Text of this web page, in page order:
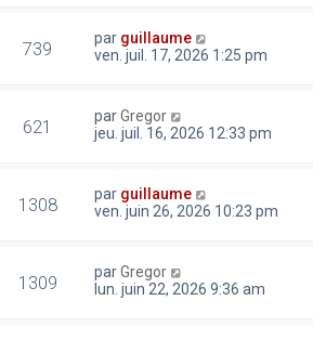
739 par guillaume
ven. juil. 17, 2026 1:25 pm
621 parGregor
jeu. juil. 16, 2026 12:33 pm
1308 par guillaume
ven. juin 26, 2026 10:23 pm
1309 parGregor
lun. juin 22, 2026 9:36 am